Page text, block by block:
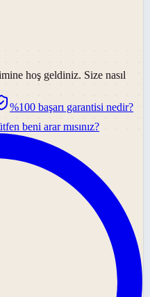
hoş geldiniz. Size nasıl
%100 başarı garantisi nedir?
beni arar mısınız?